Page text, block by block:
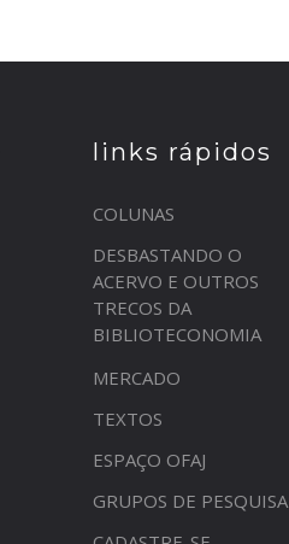
links rápidos
COLUNAS
DESBASTANDO O
ACERVO E OUTROS
TRECOS DA
BIBLIOTECONOMIA
MERCADO
TEXTOS
ESPAÇO OFAJ
GRUPOS DE PESQUISA